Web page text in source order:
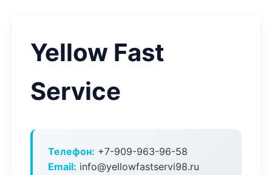
Yellow Fast
Service
Телефон: +7-909-963-96-58
Email: info@yellowfastservi98.ru